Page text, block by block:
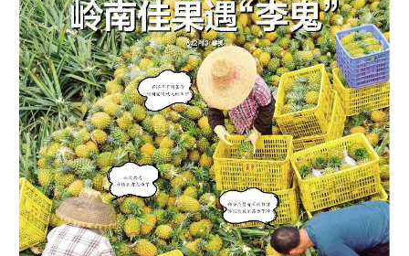
白领
4.起底“AI霸总” 围猎老年人
5.两部门出台新规整治网络
测评夸大宣传、只评不测乱
象
以上内容由AI大模型生成，仅供
参考